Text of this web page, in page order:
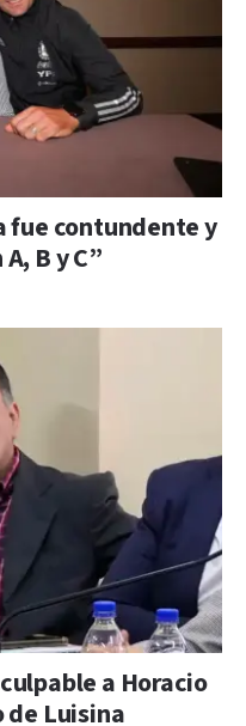
fue contundente y
B y C”
a Horacio
Luisina